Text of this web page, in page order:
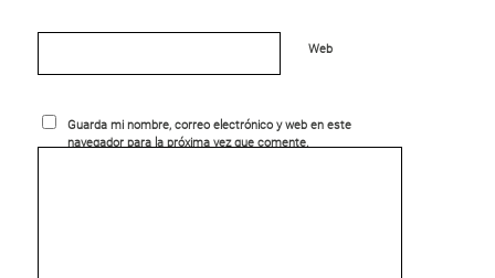
Web
Guarda mi nombre, correo electrónico y web en este
navegador para la próxima vez que comente.